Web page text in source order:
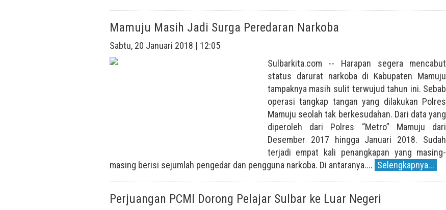
Mamuju Masih Jadi Surga Peredaran Narkoba
Sabtu, 20 Januari 2018 | 12:05
Sulbarkita.com -- Harapan segera mencabut
status darurat narkoba di Kabupaten Mamuju
tampaknya masih sulit terwujud tahun ini. Sebab
operasi tangkap tangan yang dilakukan Polres
Mamuju seolah tak berkesudahan. Dari data yang
diperoleh dari Polres “Metro” Mamuju dari
Desember 2017 hingga Januari 2018. Sudah
terjadi empat kali penangkapan yang masing-
masing berisi sejumlah pengedar dan pengguna narkoba. Di antaranya.... Selengkapnya...
Perjuangan PCMI Dorong Pelajar Sulbar ke Luar Negeri